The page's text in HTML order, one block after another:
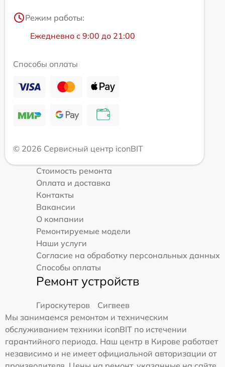
Режим работы:
Ежедневно с 9:00 до 21:00
Способы оплаты
© 2026 Сервисный центр iconBIT
Стоимость ремонта
Оплата и доставка
Контакты
Вакансии
О компании
Ремонтируемые модели
Наши услуги
Согласие на обработку персональных данных
Способы оплаты
Ремонт устройств
Гироскутеров
Сигвеев
Мы занимаемся ремонтом и техническим
обслуживанием техники iconBIT по истечении
гарантийного периода. Наш центр в Кирове работает
независимо и не имеет официальной авторизации от